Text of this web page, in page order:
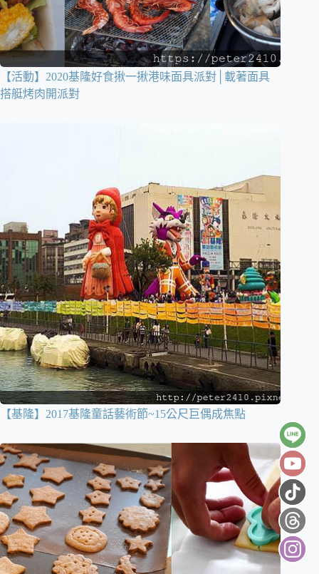
【活動】2020基隆好食揪一揪港味面具派對│載著面具
搭艇烤肉開派對
【基隆】2017基隆童話藝術節~15公尺巨偶成焦點